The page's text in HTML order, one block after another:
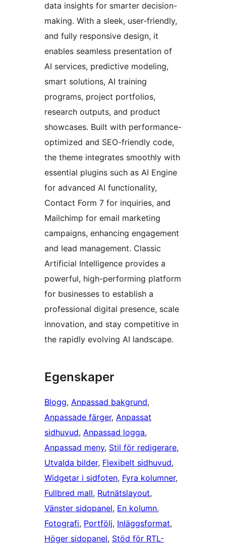
data insights for smarter decision-
making. With a sleek, user-friendly,
and fully responsive design, it
enables seamless presentation of
AI services, predictive modeling,
smart solutions, AI training
programs, project portfolios,
research outputs, and product
showcases. Built with performance-
optimized and SEO-friendly code,
the theme integrates smoothly with
essential plugins such as AI Engine
for advanced AI functionality,
Contact Form 7 for inquiries, and
Mailchimp for email marketing
campaigns, enhancing engagement
and lead management. Classic
Artificial Intelligence provides a
powerful, high-performing platform
for businesses to establish a
professional digital presence, scale
innovation, and stay competitive in
the rapidly evolving AI landscape.
Egenskaper
Blogg, Anpassad bakgrund
Anpassade färger, Anpassat
sidhuvud, Anpassad logga
Anpassad meny, Stil för redigerare
Utvalda bilder, Flexibelt sidhuvud
Widgetar i sidfoten, Fyra kolumner
Fullbred mall, Rutnätslayout
Vänster sidopanel, En kolumn
Fotografi, Portfölj, Inläggsformat
Höger sidopanel, Stöd för RTL-